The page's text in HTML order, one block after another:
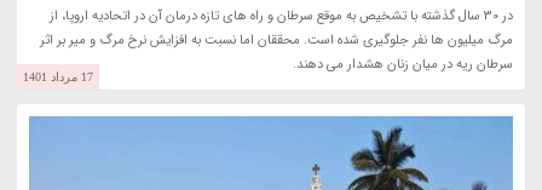
در 30 سال گذشته با تشخیص به موقع سرطان و راه های تازه درمان آن در اتحادیه اروپا، از
مرگ میلیون ها نفر جلوگیری شده است. محققان اما نسبت به افزایش نرخ مرگ و میر بر اثر
سرطان ریه در میان زنان هشدار می دهند.
17 مرداد 1401